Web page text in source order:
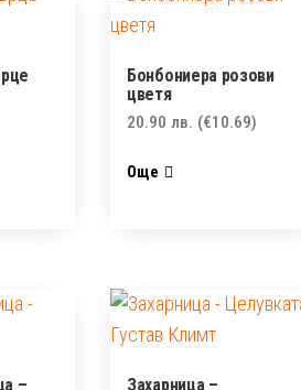
Бонбониера розови
цветя
20.90лв. (€10.69)
Още
–
Захарница –